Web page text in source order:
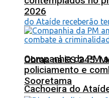
Obras na ES 245:
Cachoeira do
2026
Companhia da PM
policiamento e
Sooretama